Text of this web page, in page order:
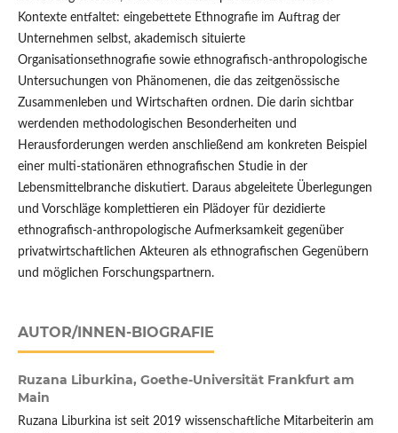
Kontexte entfaltet: eingebettete Ethnografie im Auftrag der
Unternehmen selbst, akademisch situierte
Organisationsethnografie sowie ethnografisch-anthropologische
Untersuchungen von Phänomenen, die das zeitgenössische
Zusammenleben und Wirtschaften ordnen. Die darin sichtbar
werdenden methodologischen Besonderheiten und
Herausforderungen werden anschließend am konkreten Beispiel
einer multi-stationären ethnografischen Studie in der
Lebensmittelbranche diskutiert. Daraus abgeleitete Überlegungen
und Vorschläge komplettieren ein Plädoyer für dezidierte
ethnografisch-anthropologische Aufmerksamkeit gegenüber
privatwirtschaftlichen Akteuren als ethnografischen Gegenübern
und möglichen Forschungspartnern.
AUTOR/INNEN-BIOGRAFIE
Ruzana Liburkina, Goethe-Universität Frankfurt am
Main
Ruzana Liburkina ist seit 2019 wissenschaftliche Mitarbeiterin am